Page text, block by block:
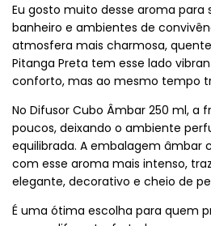
Eu gosto muito desse aroma para
banheiro e ambientes de
atmosfera mais charmosa,
Pitanga Preta tem esse lado
conforto, mas ao mesmo tempo
No Difusor Cubo Âmbar 250 ml, a
poucos, deixando o ambiente
equilibrada. A embalagem âmbar
com esse aroma mais intenso,
elegante, decorativo e cheio de
É uma ótima escolha para quem